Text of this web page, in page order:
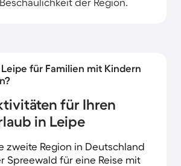
für Familien mit Kindern
für Ihren
in Leipe
zweite Region in Deutschland
Spreewald für eine Reise mit